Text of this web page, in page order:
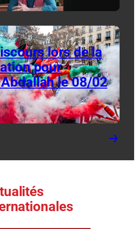
lors de la
pour
le 08/02
→